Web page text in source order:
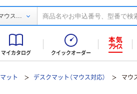
ウス...
マイカタログ クイックオーダー
ット デスクマット（マウス対応） マウ